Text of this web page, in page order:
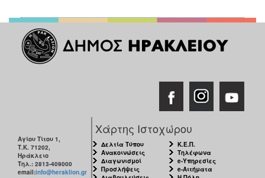
Αγίου Τίτου 1,
Τ.Κ. 71202,
Ηράκλειο
Τηλ.: 2813-409000
email:info@heraklion.gr
Χάρτης Ιστοχώρου
Δελτία Τύπου
Ανακοινώσεις
Διαγωνισμοί
Προσλήψεις
Κ.Ε.Π.
Τηλέφωνα
e-Υπηρεσίες
e-Αιτήματα